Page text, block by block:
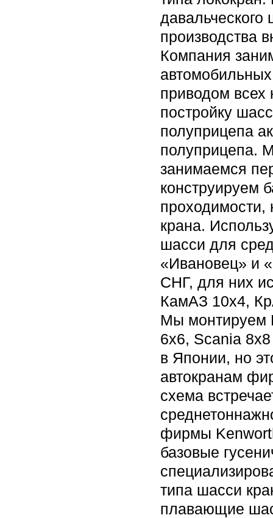
давальческого
производства
Компания
приводом всех
постройку
полуприцепа
полуприцепа.
занимаемся
конструируем
проходимости,
крана.
шасси для
«Ивановец» и
СНГ, для них
КамАЗ 10х4,
Мы монтируем
6x6, Scania
в Японии, но
автокранам
схема
фирмы
базовые
типа шасси
плавающие